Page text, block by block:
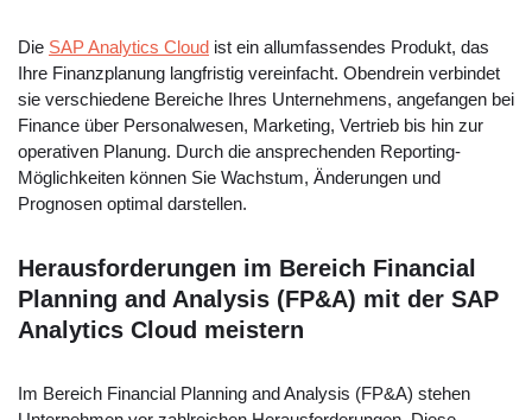
Die SAP Analytics Cloud ist ein allumfassendes Produkt, das
Ihre Finanzplanung langfristig vereinfacht. Obendrein verbindet
sie verschiedene Bereiche Ihres Unternehmens, angefangen bei
Finance über Personalwesen, Marketing, Vertrieb bis hin zur
operativen Planung. Durch die ansprechenden Reporting-
Möglichkeiten können Sie Wachstum, Änderungen und
Prognosen optimal darstellen.
Herausforderungen im Bereich Financial
Planning and Analysis (FP&A) mit der SAP
Analytics Cloud meistern
Im Bereich Financial Planning and Analysis (FP&A) stehen